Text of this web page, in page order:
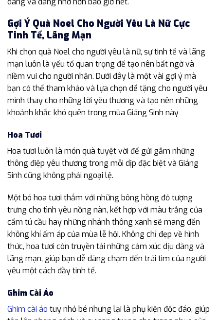
Gợi Ý Quà Noel Cho Người Yêu Là Nữ Cực
Tinh Tế, Lãng Mạn
Khi chọn quà Noel cho người yêu là nữ, sự tinh tế và lãng
mạn luôn là yếu tố quan trọng để tạo nên bất ngờ và
niềm vui cho người nhận. Dưới đây là một vài gợi ý mà
bạn có thể tham khảo và lựa chọn để tặng cho người yêu
mình thay cho những lời yêu thương và tạo nên những
khoảnh khắc khó quên trong mùa Giáng Sinh này
Hoa Tươi
Hoa tươi luôn là món quà tuyệt vời để gửi gắm những
thông điệp yêu thương trong mỗi dịp đặc biệt và Giáng
Sinh cũng không phải ngoại lệ.
Một bó hoa tươi thắm với những bông hồng đỏ tượng
trưng cho tình yêu nồng nàn, kết hợp với màu trắng của
cẩm tú cầu hay những nhánh thông xanh sẽ mang đến
không khí ấm áp của mùa lễ hội. Không chỉ đẹp về hình
thức, hoa tươi còn truyền tải những cảm xúc dịu dàng và
lãng mạn, giúp bạn dễ dàng chạm đến trái tim của người
yêu một cách đầy tinh tế.
Ghim Cài Áo
Ghim cài áo tuy nhỏ bé nhưng lại là phụ kiện độc đáo, giúp